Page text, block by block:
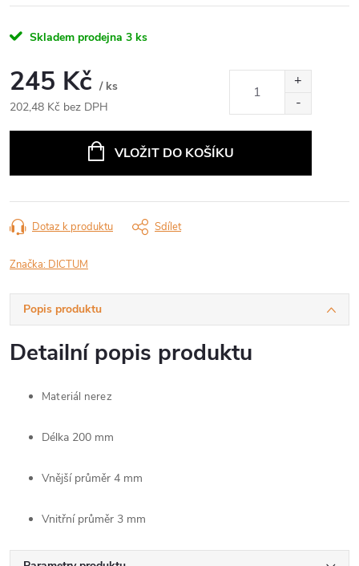
Skladem prodejna 3 ks
245 Kč / ks
202,48 Kč bez DPH
VLOŽIT DO KOŠÍKU
Dotaz k produktu Sdílet
Značka: DICTUM
Popis produktu
Detailní popis produktu
Materiál nerez
Délka 200 mm
Vnější průměr 4 mm
Vnitřní průměr 3 mm